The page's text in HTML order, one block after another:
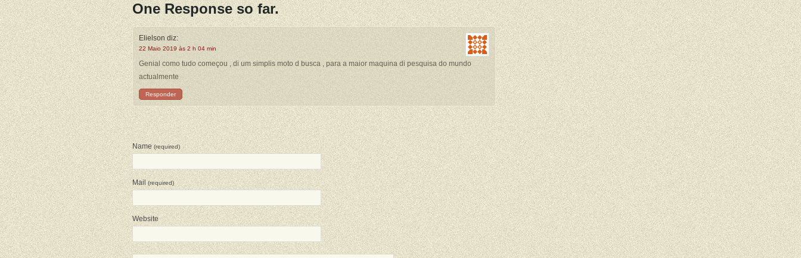
One Response so far.
Elielson diz:
22 Maio 2019 às 2 h 04 min
Genial como tudo começou , di um simplis moto d busca , para a maior maquina di pesquisa do mundo
actualmente
Responder
Name(required)
Mail(required)
Website